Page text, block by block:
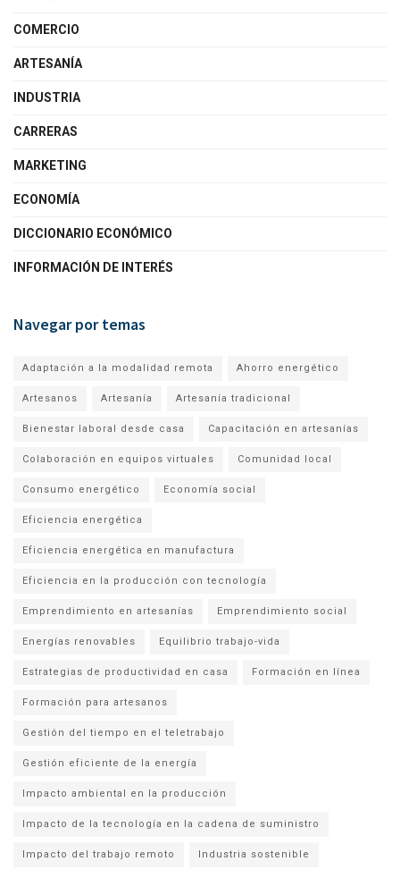
COMERCIO
ARTESANÍA
INDUSTRIA
CARRERAS
MARKETING
ECONOMÍA
DICCIONARIO ECONÓMICO
INFORMACIÓN DE INTERÉS
Navegar por temas
Adaptación a la modalidad remota Ahorro energético
Artesanos Artesanía Artesanía tradicional
Bienestar laboral desde casa Capacitación en artesanías
Colaboración en equipos virtuales Comunidad local
Consumo energético Economía social
Eficiencia energética
Eficiencia energética en manufactura
Eficiencia en la producción con tecnología
Emprendimiento en artesanías Emprendimiento social
Energías renovables Equilibrio trabajo-vida
Estrategias de productividad en casa Formación en línea
Formación para artesanos
Gestión del tiempo en el teletrabajo
Gestión eficiente de la energía
Impacto ambiental en la producción
Impacto de la tecnología en la cadena de suministro
Impacto del trabajo remoto Industria sostenible